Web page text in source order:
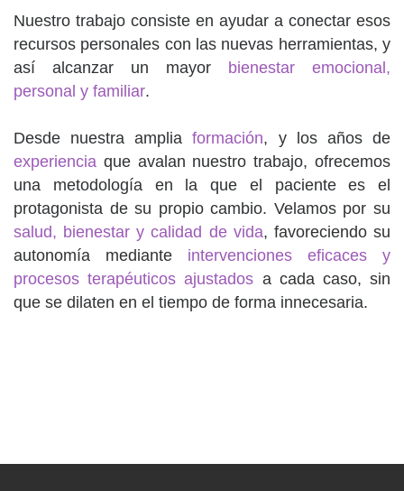
Nuestro trabajo consiste en ayudar a conectar esos
recursos personales con las nuevas herramientas, y
así alcanzar un mayor bienestar emocional,
personal y familiar.
Desde nuestra ampliaformación, y los años de
experiencia que avalan nuestro trabajo, ofrecemos
una metodología en la que el paciente es el
protagonista de su propio cambio. Velamos por su
salud, bienestar y calidad de vida, favoreciendo su
autonomía mediante intervenciones eficaces y
procesos terapéuticos ajustados a cada caso, sin
que se dilaten en el tiempo de forma innecesaria.